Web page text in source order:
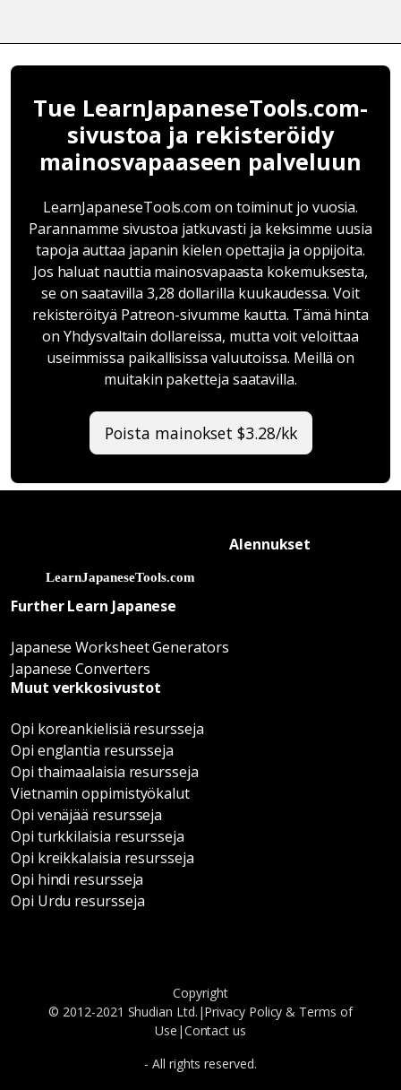
Tue LearnJapaneseTools.com-
sivustoa ja rekisteröidy
mainosvapaaseen palveluun
LearnJapaneseTools.com on toiminut jo vuosia.
Parannamme sivustoa jatkuvasti ja keksimme uusia
tapoja auttaa japanin kielen opettajia ja oppijoita.
Jos haluat nauttia mainosvapaasta kokemuksesta,
se on saatavilla 3,28 dollarilla kuukaudessa. Voit
rekisteröityä Patreon-sivumme kautta. Tämä hinta
on Yhdysvaltain dollareissa, mutta voit veloittaa
useimmissa paikallisissa valuutoissa. Meillä on
muitakin paketteja saatavilla.
Poista mainokset $3.28/kk
Alennukset
Further Learn Japanese
Japanese Worksheet Generators
Japanese Converters
Muut verkkosivustot
Opi koreankielisiä resursseja
Opi englantia resursseja
Opi thaimaalaisia resursseja
Vietnamin oppimistyökalut
Opi venäjää resursseja
Opi turkkilaisia resursseja
Opi kreikkalaisia resursseja
Opi hindi resursseja
Opi Urdu resursseja
Copyright
© 2012-2021 Shudian Ltd.|Privacy Policy & Terms of
Use |Contact us
- All rights reserved.